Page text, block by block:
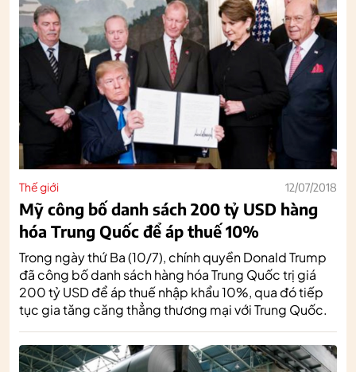
Thế giới 12/07/2018
Mỹ công bố danh sách 200 tỷ USD hàng
hóa Trung Quốc để áp thuế 10%
Trong ngày thứ Ba (10/7), chính quyền Donald Trump
đã công bố danh sách hàng hóa Trung Quốc trị giá
200 tỷ USD để áp thuế nhập khẩu 10%, qua đó tiếp
tục gia tăng căng thẳng thương mại với Trung Quốc.